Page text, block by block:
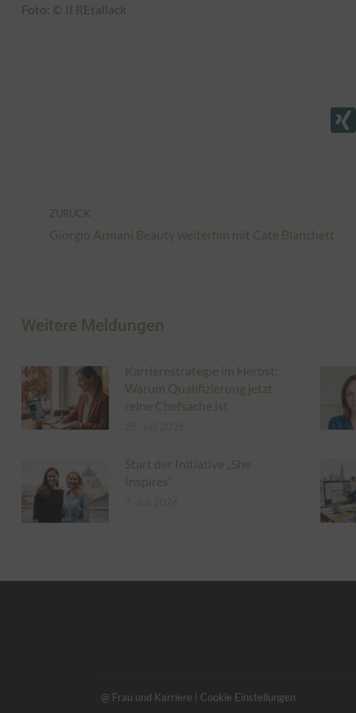
Foto: © II REtallack
ZURÜCK
Vorheriger
Giorgio Armani Beauty weiterhin mit Cate Blanchett
Weitere Meldungen
Karrierestrategie im Herbst:
Warum Qualifizierung jetzt
reine Chefsache ist
Start der Initiative „She
Inspires“
@ Frau und Karriere | Cookie Einstellungen